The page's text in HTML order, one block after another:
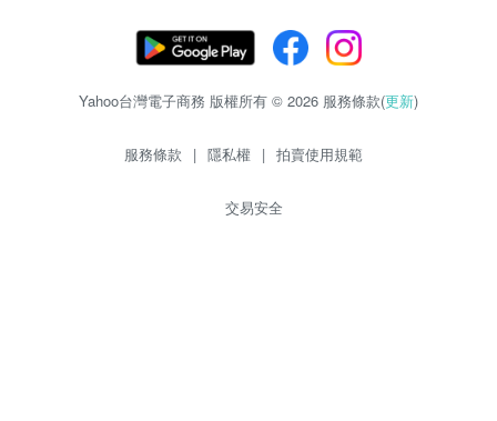
Yahoo台灣電子商務 版權所有 © 2026 服務條款(更新)
服務條款 | 隱私權 | 拍賣使用規範
交易安全